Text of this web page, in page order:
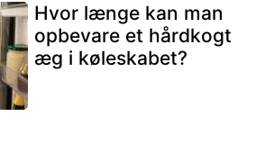
Hvor længe kan man
opbevare et hårdkogt
æg i køleskabet?